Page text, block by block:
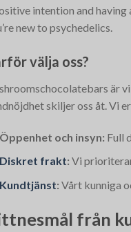
intention and
new to psychedelics.
välja oss?
är
skiljer oss åt. Vi
Öppenhet och insyn: Full
Diskret frakt: Vi
Kundtjänst: Vårt kunniga
från